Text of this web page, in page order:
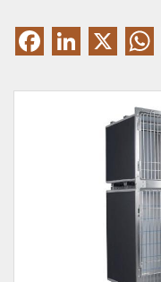
FacebookLinkedIn